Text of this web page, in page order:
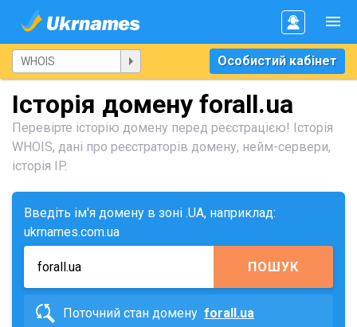
Особистий кабінет
Історія домену forall.ua
Перевірте історію домену перед реєстрацією! Історія
WHOIS, дані про реєстраторів домену, нейм-сервери,
історія IP.
Введіть ім'я домену в зоні .UA, наприклад:
ukrnames.com.ua
ПОШУК
Поточний стан домену forall.ua